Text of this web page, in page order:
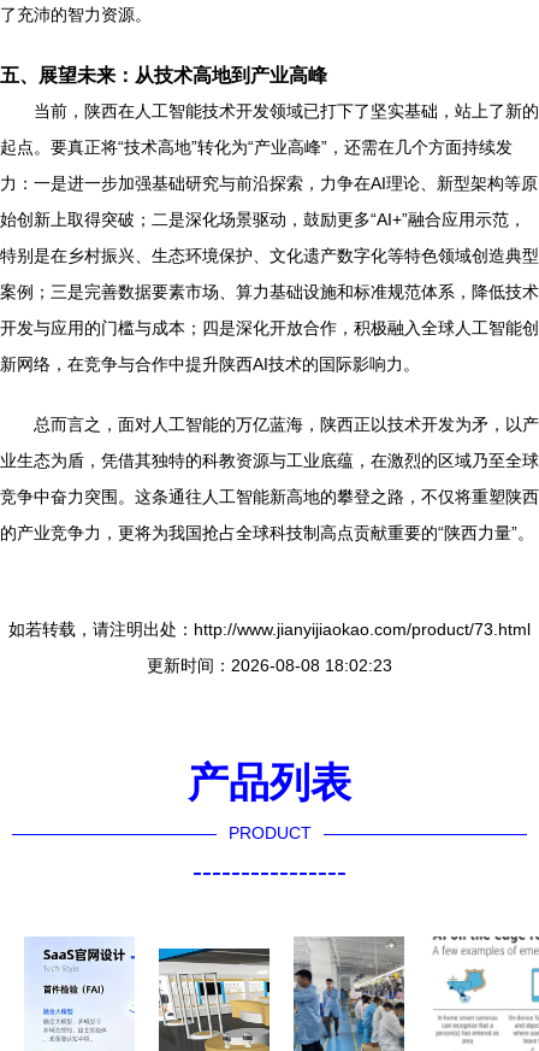
了充沛的智力资源。
五、展望未来：从技术高地到产业高峰
当前，陕西在人工智能技术开发领域已打下了坚实基础，站上了新的
起点。要真正将“技术高地”转化为“产业高峰”，还需在几个方面持续发
力：一是进一步加强基础研究与前沿探索，力争在AI理论、新型架构等原
始创新上取得突破；二是深化场景驱动，鼓励更多“AI+”融合应用示范，
特别是在乡村振兴、生态环境保护、文化遗产数字化等特色领域创造典型
案例；三是完善数据要素市场、算力基础设施和标准规范体系，降低技术
开发与应用的门槛与成本；四是深化开放合作，积极融入全球人工智能创
新网络，在竞争与合作中提升陕西AI技术的国际影响力。
总而言之，面对人工智能的万亿蓝海，陕西正以技术开发为矛，以产
业生态为盾，凭借其独特的科教资源与工业底蕴，在激烈的区域乃至全球
竞争中奋力突围。这条通往人工智能新高地的攀登之路，不仅将重塑陕西
的产业竞争力，更将为我国抢占全球科技制高点贡献重要的“陕西力量”。
如若转载，请注明出处：http://www.jianyijiaokao.com/product/73.html
更新时间：2026-08-08 18:02:23
产品列表
PRODUCT
----------------